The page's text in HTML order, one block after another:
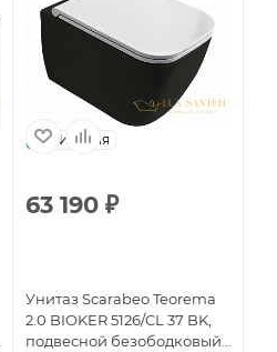
Италия
63 190 ₽
Унитаз Scarabeo Teorema
2.0 BIOKER 5126/CL 37 BK,
подвесной безободковый